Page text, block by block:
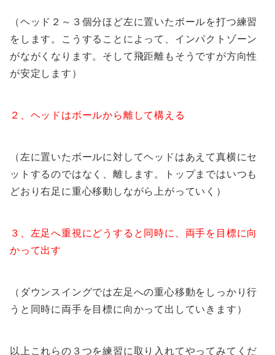
（ヘッド２～３個分ほど左に置いたボールを打つ練習
をします。こうすることによって、インパクトゾーン
がながくなります。そして飛距離もそうですが方向性
が安定します）
２、ヘッドはボールから離して構える
（左に置いたボールに対してヘッドはあえて真横にセ
ットするのではなく、離します。トップまではいつも
どおり右足に重心移動しながら上がっていく）
３、左足へ重視にどうすると同時に、両手を目標に向
かって出す
（ダウンスイングでは左足への重心移動をしっかり行
うと同時に両手を目標に向かって出していきます）
以上これらの３つを練習に取り入れてやってみてくだ